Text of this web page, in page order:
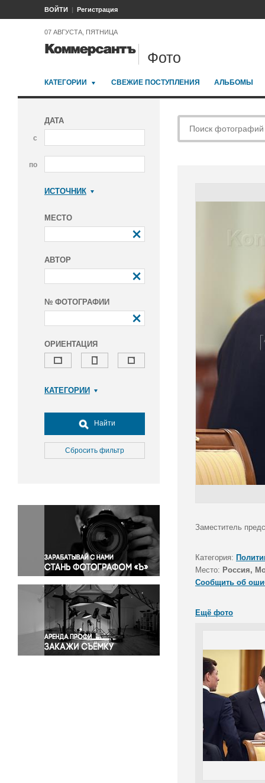
ВОЙТИ Регистрация
07 АВГУСТА, ПЯТНИЦА
Фото
КАТЕГОРИИ СВЕЖИЕ ПОСТУПЛЕНИЯ АЛЬБОМЫ
ДАТА
с
по
ИСТОЧНИК
МЕСТО
АВТОР
№ ФОТОГРАФИИ
ОРИЕНТАЦИЯ
КАТЕГОРИИ
Досуг, туризм и отдых
Культура
Медицина
Окружающая среда
Политика
Правосудие
Происшествия и конфликты
Религия
Светская жизнь
Спорт
Экология
Экономика и бизнес
Найти
Сбросить фильтр
Заместитель
Категория:
Место: Россия,
Сообщить об
Ещё фото